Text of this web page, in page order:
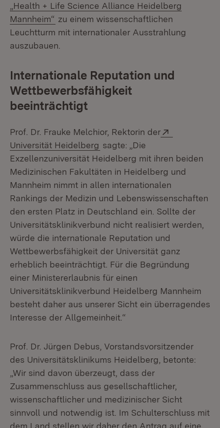
„Health + Life Science Alliance Heidelberg
Mannheim“ (Öffnet in neuem Fenster)
zu einem wissenschaftlichen
Leuchtturm mit internationaler Ausstrahlung
auszubauen.
Internationale Reputation und
Wettbewerbsfähigkeit
beeinträchtigt
Prof. Dr. Frauke Melchior, Rektorin der
Universität Heidelberg (Öffnet in neuem Fenster)
sagte: „Die
Exzellenzuniversität Heidelberg mit ihren beiden
Medizinischen Fakultäten in Heidelberg und
Mannheim nimmt in allen internationalen
Rankings der Medizin und Lebenswissenschaften
den ersten Platz in Deutschland ein. Sollte der
Universitätsklinikverbund nicht realisiert werden,
würde die internationale Reputation und
Wettbewerbsfähigkeit der Universität ganz
erheblich beeinträchtigt. Für die Begründung
einer Ministererlaubnis für einen
Universitätsklinikverbund Heidelberg Mannheim
besteht daher aus unserer Sicht ein überragendes
Interesse der Allgemeinheit.“
Prof. Dr. Jürgen Debus, Vorstandsvorsitzender
des Universitätsklinikums Heidelberg, betonte:
„Wir sind davon überzeugt, dass der
Zusammenschluss aus gesellschaftlicher,
wissenschaftlicher und medizinischer Sicht
sinnvoll und notwendig ist. Im Schulterschluss mit
dem Land stellen wir daher den Antrag auf eine